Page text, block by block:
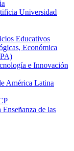
Universidad
Educativos
Económica
e Innovación
América Latina
de las